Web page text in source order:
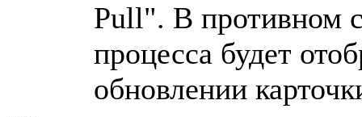
Pull". В противном
процесса будет
обновлении